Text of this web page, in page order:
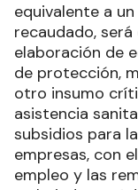
equivalente a
recaudado,
elaboración de
de protección,
otro insumo
asistencia
subsidios para
empresas, con
empleo y las